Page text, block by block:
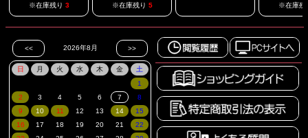
※在庫残り 3 ※在庫残り 5 ※在庫残